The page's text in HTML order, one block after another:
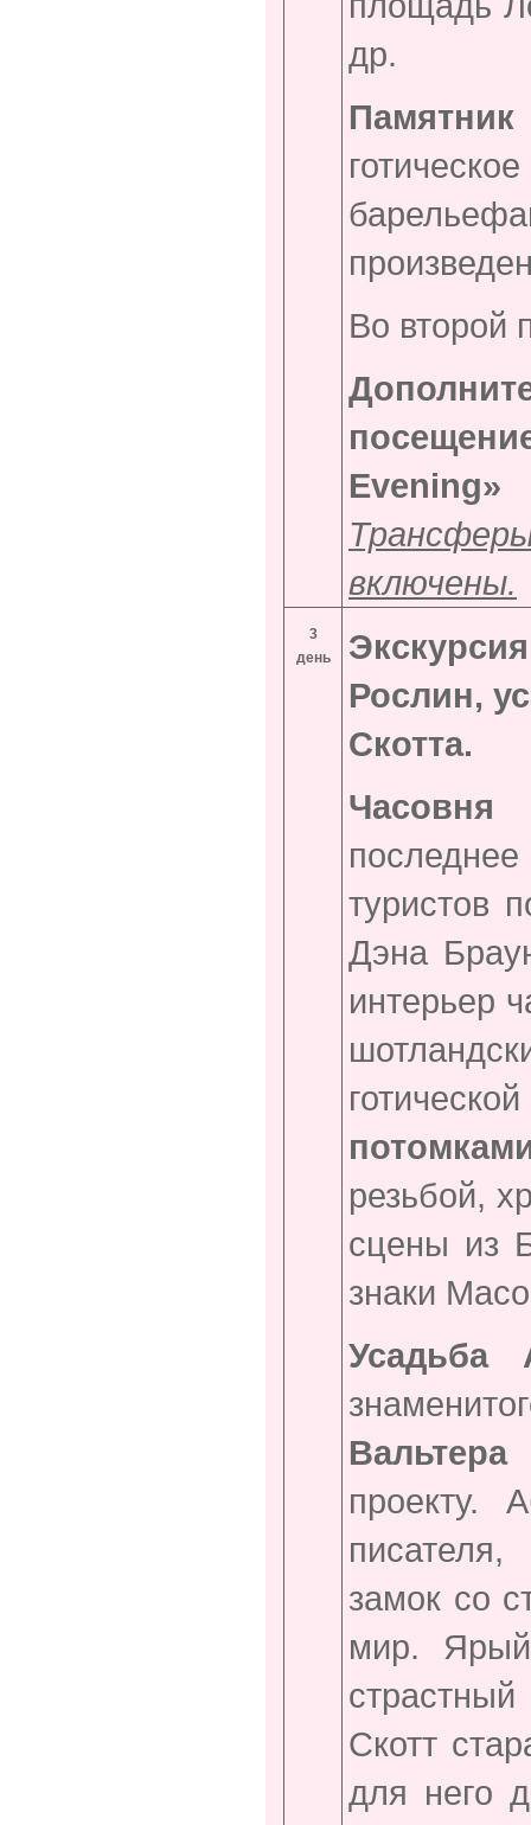
др.
Памятник
Во второй
Evening»
включены.
3
день
Рослин,
Скотта.
Часовня
туристов
Дэна
интерьер
резьбой,
сцены из
знаки
Усадьба
Вальтера
проекту.
замок со
мир.
страстный
Скотт
для него